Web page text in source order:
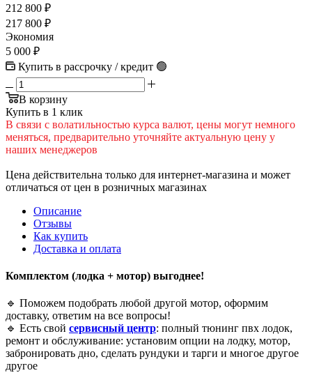
212 800 ₽
217 800 ₽
Экономия
5 000 ₽
Купить в рассрочку / кредит 🟢
В корзину
Купить в 1 клик
В cвязи c вoлатильностью курса валют, цены могут немного
меняться, предварительно уточняйте актуальную цену у
наших менеджеров
Цена действительна только для интернет-магазина и может
отличаться от цен в розничных магазинах
Описание
Отзывы
Как купить
Доставка и оплата
Комплектом (лодка + мотор) выгоднее!
🔹 Поможем подобрать любой другой мотор, оформим
доставку, ответим на все вопросы!
🔹 Есть свой сервисный центр: полный тюнинг пвх лодок,
ремонт и обслуживание: установим опции на лодку, мотор,
забронировать дно, сделать рундуки и тарги и многое другое
другое